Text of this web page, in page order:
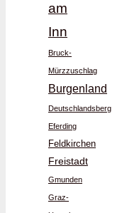
am
Inn
Bruck-
Mürzzuschlag
Burgenland
Deutschlandsberg
Eferding
Feldkirchen
Freistadt
Gmunden
Graz-